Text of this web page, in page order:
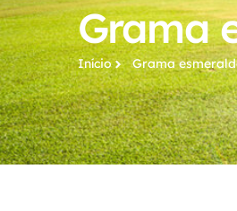
Grama
Início Grama